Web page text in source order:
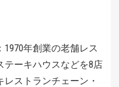
：1970年創業の老舗レス
テーキハウスなどを8店
ストランチェーン・